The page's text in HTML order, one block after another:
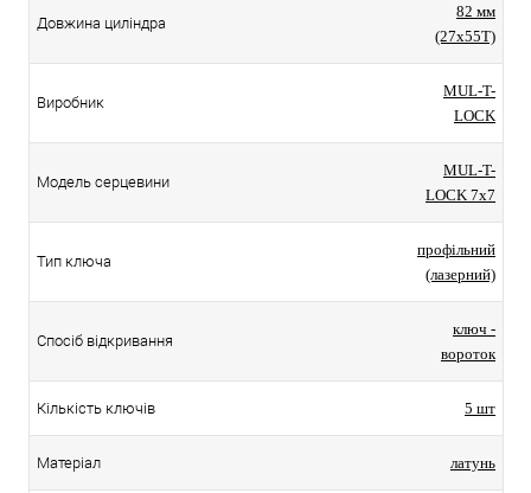
Довжина циліндра
82 мм
(27x55T)
Виробник
MUL-T-
LOCK
Модель серцевини
MUL-T-
LOCK 7x7
Тип ключа
профільний
(лазерний)
Спосіб відкривання
ключ -
вороток
Кількість ключів 5 шт
Матеріал латунь